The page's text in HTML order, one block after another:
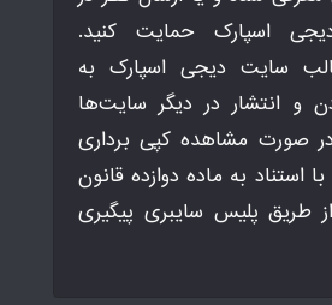
اسپارک حمایت کنید.
سایت دیجی اسپارک به
و انتشار در دیگر سایت‌ها
صورت مشاهده کپی برداری
استناد به ماده دوازده قانون
از طریق پلیس سایبری پیگیری